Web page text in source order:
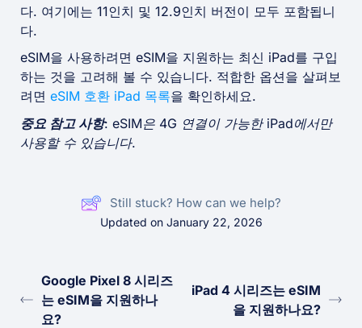
다. 여기에는 11인치 및 12.9인치 버전이 모두 포함됩니
다.
eSIM을 사용하려면 eSIM을 지원하는 최신 iPad를 구입
하는 것을 고려해 볼 수 있습니다. 적합한 옵션을 살펴보
려면 eSIM 호환 iPad 목록을 확인하세요.
중요 참고 사항: eSIM은 4G 연결이 가능한 iPad에서만
사용할 수 있습니다.
Still stuck? How can we help?
Updated on January 22, 2026
Google Pixel 8 시리즈
는 eSIM을 지원하나
요?
iPad 4 시리즈는 eSIM
을 지원하나요?